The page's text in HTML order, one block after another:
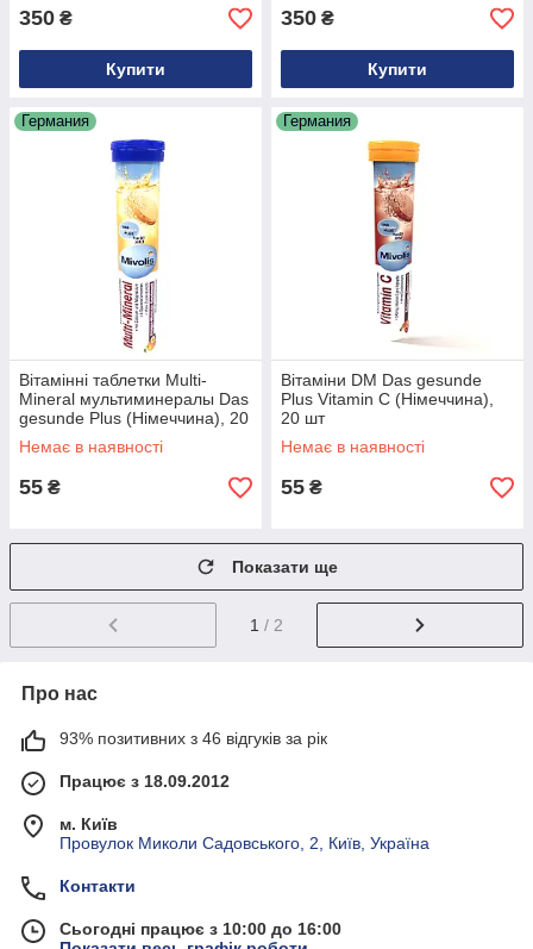
350 ₴
Купити
350 ₴
Купити
Германия
Вітамінні таблетки Multi-
Mineral мультиминералы Das
gesunde Plus (Німеччина), 20
шт.
Немає в наявності
55 ₴
Германия
Вітаміни DM Das gesunde
Plus Vitamin C (Німеччина),
20 шт
Немає в наявності
55 ₴
Показати ще
1 / 2
Про нас
93% позитивних з 46 відгуків за рік
Працює з 18.09.2012
м. Київ
Провулок Миколи Садовського, 2, Київ, Україна
Контакти
Сьогодні працює з 10:00 до 16:00